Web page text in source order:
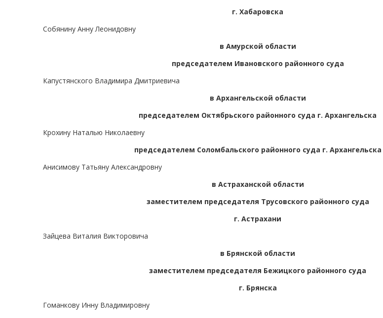
г. Хабаровска
Собянину Анну Леонидовну
в Амурской области
председателем Ивановского районного суда
Капустянского Владимира Дмитриевича
в Архангельской области
председателем Октябрьского районного суда г. Архангельска
Крохину Наталью Николаевну
председателем Соломбальского районного суда г. Архангельска
Анисимову Татьяну Александровну
в Астраханской области
заместителем председателя Трусовского районного суда
г. Астрахани
Зайцева Виталия Викторовича
в Брянской области
заместителем председателя Бежицкого районного суда
г. Брянска
Гоманкову Инну Владимировну